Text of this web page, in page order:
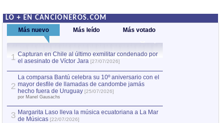
LO + EN CANCIONEROS.COM
Más nuevo Más leído Más votado
1 Capturan en Chile al último exmilitar condenado por
el asesinato de Víctor Jara [27/07/2026]
2
La comparsa Bantú celebra su 10º aniversario con el
mayor desfile de llamadas de candombe jamás
hecho fuera de Uruguay [25/07/2026]
por Manel Gausachs
3 Margarita Laso lleva la música ecuatoriana a La Mar
de Músicas [22/07/2026]